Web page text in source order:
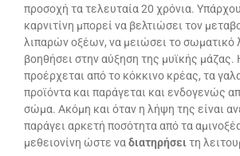
προσοχή τα τελευταία 20 χρόνια.
καρνιτίνη μπορεί να βελτιώσει τον
λιπαρών οξέων, να μειώσει το σωματικό
βοηθήσει στην αύξηση της μυϊκής μάζας.
προέρχεται από το κόκκινο κρέας, τα
προϊόντα και παράγεται και ενδογενώς
σώμα. Ακόμη και όταν η λήψη της είναι
παράγει αρκετή ποσότητα από τα
μεθειονίνη ώστε ναδιατηρήσειτη